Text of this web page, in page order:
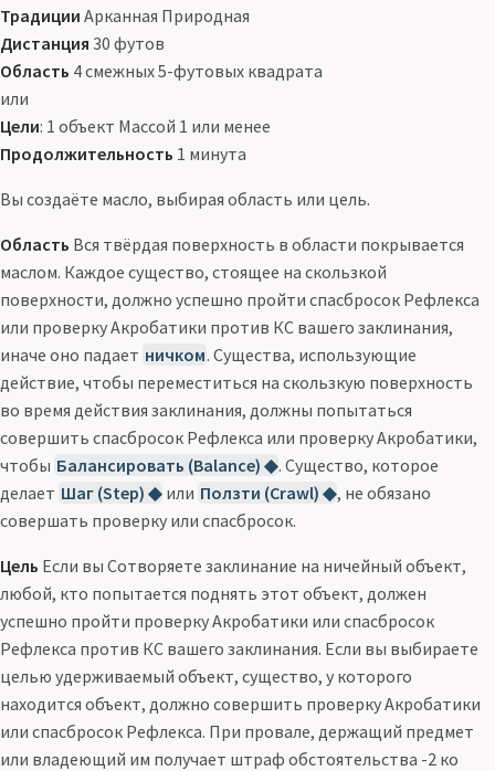
Традиции Арканная Природная
Дистанция 30 футов
Область 4 смежных 5-футовых квадрата
или
Цели: 1 объект Массой 1 или менее
Продолжительность 1 минута
Вы создаёте масло, выбирая область или цель.
Область Вся твёрдая поверхность в области покрывается
маслом. Каждое существо, стоящее на скользкой
поверхности, должно успешно пройти спасбросок Рефлекса
или проверку Акробатики против КС вашего заклинания,
иначе оно падает ничком. Существа, использующие
действие, чтобы переместиться на скользкую поверхность
во время действия заклинания, должны попытаться
совершить спасбросок Рефлекса или проверку Акробатики,
чтобы Балансировать (Balance) ◆. Существо, которое
делает Шаг (Step) ◆ или Ползти (Crawl) ◆, не обязано
совершать проверку или спасбросок.
Цель Если вы Сотворяете заклинание на ничейный объект,
любой, кто попытается поднять этот объект, должен
успешно пройти проверку Акробатики или спасбросок
Рефлекса против КС вашего заклинания. Если вы выбираете
целью удерживаемый объект, существо, у которого
находится объект, должно совершить проверку Акробатики
или спасбросок Рефлекса. При провале, держащий предмет
или владеющий им получает штраф обстоятельства -2 ко